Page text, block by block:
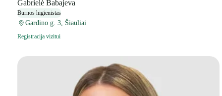
Gabrielė Babajeva
Burnos higienistas
Gardino g. 3, Šiauliai
Registracija vizitui